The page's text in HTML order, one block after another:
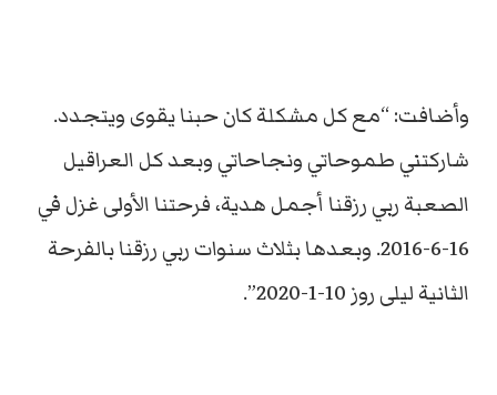
وأضافت: “مع كل مشكلة كان حبنا يقوى ويتجدد.
شاركتني طموحاتي ونجاحاتي وبعد كل العراقيل
الصعبة ربي رزقنا أجمل هدية، فرحتنا الأولى غزل في
16-6-2016. وبعدها بثلاث سنوات ربي رزقنا بالفرحة
الثانية ليلى روز 10-1-2020”.